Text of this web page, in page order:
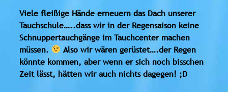
Viele fleißige Hände erneuern das Dach unserer
Tauchschule…..dass wir in der Regensaison keine
Schnuppertauchgänge im Tauchcenter machen
müssen.
Also wir wären gerüstet….der Regen
könnte kommen, aber wenn er sich noch bisschen
Zeit lässt, hätten wir auch nichts dagegen! ;D